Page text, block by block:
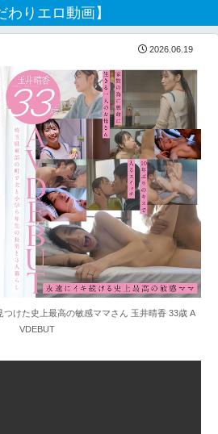
わりエロ動画】
2026.06.19
けた史上最高の敏感ママさん 玉井晴香 33歳 A
VDEBUT